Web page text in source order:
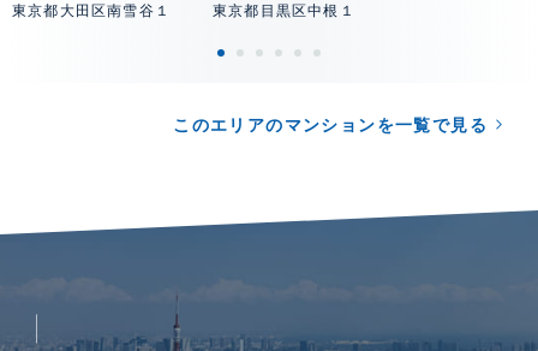
東京都大田区南雪谷１
東京都目黒区中根１
このエリアのマンションを一覧で見る